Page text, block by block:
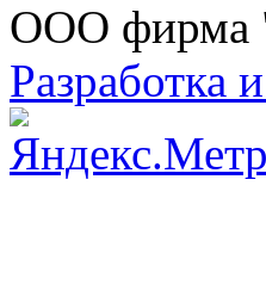
ООО фирма
Разработка